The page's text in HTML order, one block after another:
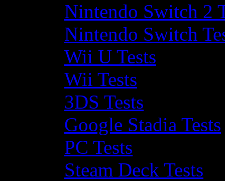
Nintendo Switch 2
Nintendo Switch
Wii U Tests
Wii Tests
3DS Tests
Google Stadia Tests
PC Tests
Steam Deck Tests